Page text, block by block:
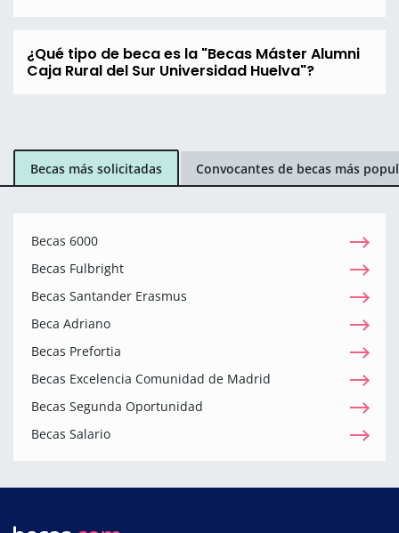
¿Qué tipo de beca es la "Becas Máster Alumni
Caja Rural del Sur Universidad Huelva"?
Becas más solicitadas Convocantes de becas más
Becas 6000
Becas Fulbright
Becas Santander Erasmus
Beca Adriano
Becas Prefortia
Becas Excelencia Comunidad de Madrid
Becas Segunda Oportunidad
Becas Salario